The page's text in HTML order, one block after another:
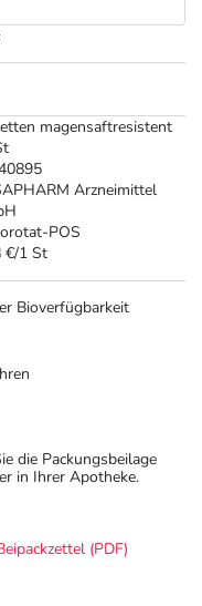
magensaftresistent
Arzneimittel
POS
€/1 St
Bioverfügbarkeit
die Packungsbeilage
in Ihrer Apotheke.
(PDF)